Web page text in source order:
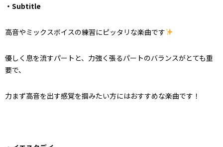
・Subtitle
高音やミックスボイスの練習にピッタリな楽曲です
優しく息を流すパートと、力強く張るパートのバランスがとても重
要で、
力まず高音を出す感覚を掴みたい方にはおすすめな楽曲です！